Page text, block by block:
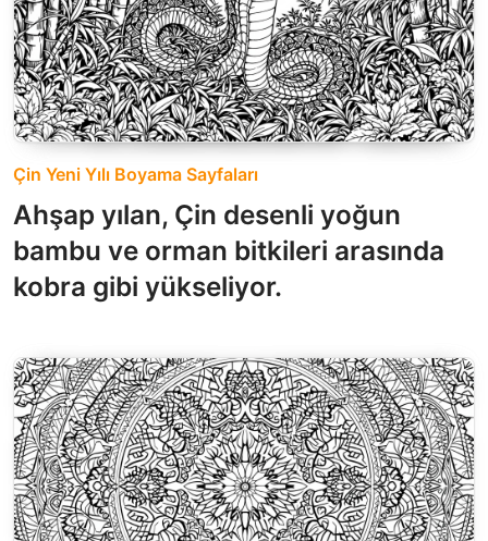
Çin Yeni Yılı Boyama Sayfaları
Ahşap yılan, Çin desenli yoğun
bambu ve orman bitkileri arasında
kobra gibi yükseliyor.